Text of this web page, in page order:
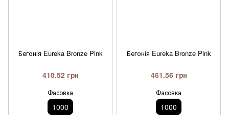
Бегонія Eureka Bronze Pink
410.52 грн
Фасовка
1000
Бегонія Eureka Bronze Pink
461.56 грн
Фасовка
1000